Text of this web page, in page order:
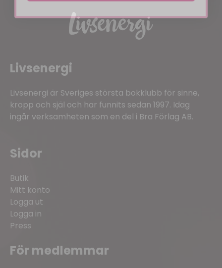
Livsenergi
Livsenergi är Sveriges största bokklubb för sinne,
kropp och själ och har funnits sedan 1997. Idag
ingår verksamheten som en del i Bra Förlag AB.
Sidor
Butik
Mitt konto
Logga ut
Logga in
Press
För medlemmar